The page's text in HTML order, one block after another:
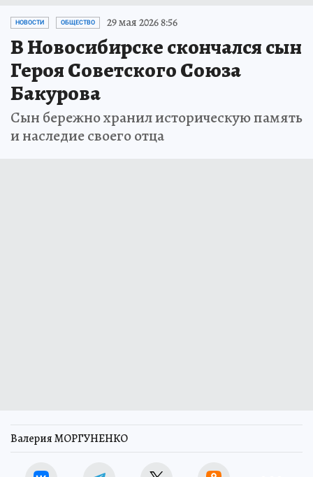
НОВОСТИ ОБЩЕСТВО 29 мая 2026 8:56
В Новосибирске скончался сын
Героя Советского Союза
Бакурова
Сын бережно хранил историческую память
и наследие своего отца
Валерия МОРГУНЕНКО